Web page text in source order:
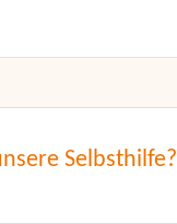
Selbsthilfe?